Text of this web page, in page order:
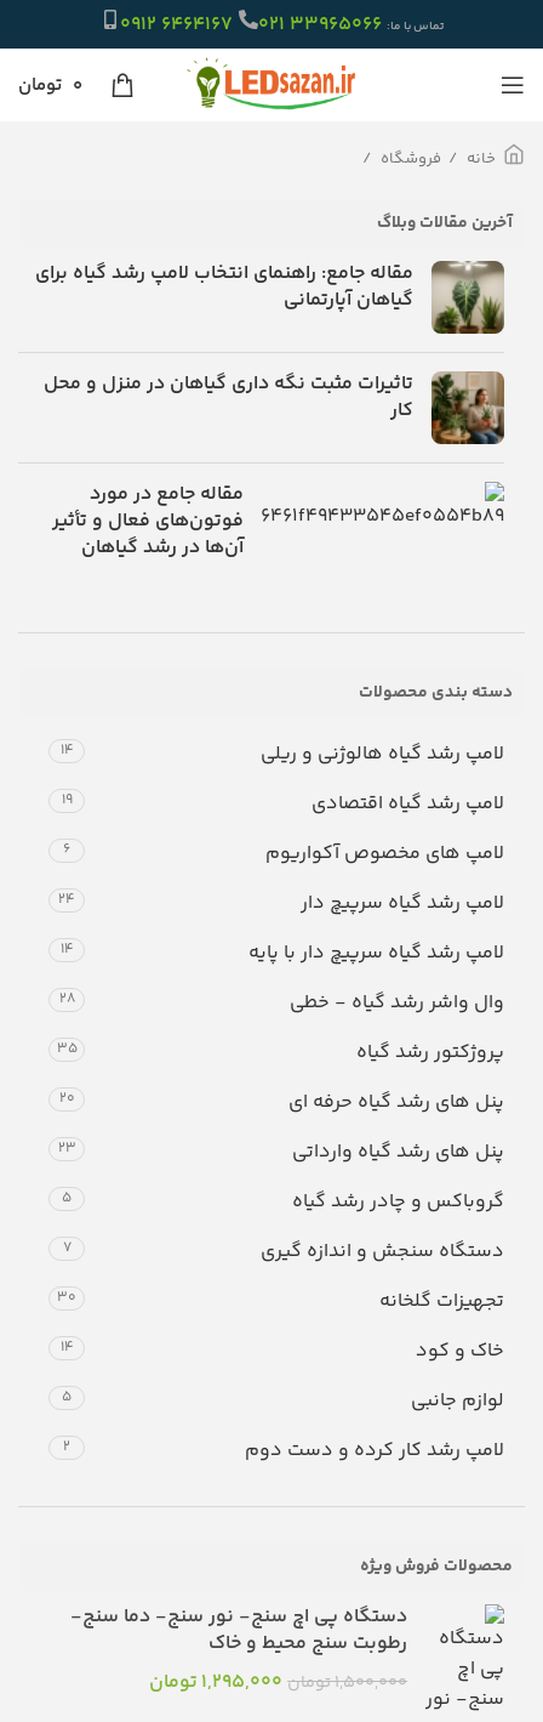
تماس با ما: 33965066 021
6464167 0912
۰ تومان
خانه فروشگاه
آخرین مقالات وبلاگ
مقاله جامع: راهنمای انتخاب لامپ رشد گیاه برای
گیاهان آپارتمانی
تاثیرات مثبت نگه داری گیاهان در منزل و محل
کار
مقاله جامع در مورد
فوتون‌های فعال و تأثیر
آن‌ها در رشد گیاهان
دسته بندی محصولات
لامپ رشد گیاه هالوژنی و ریلی 14
لامپ رشد گیاه اقتصادی 19
لامپ های مخصوص آکواریوم 6
لامپ رشد گیاه سرپیچ دار 24
لامپ رشد گیاه سرپیچ دار با پایه 14
وال واشر رشد گیاه - خطی 28
پروژکتور رشد گیاه 35
پنل های رشد گیاه حرفه ای 20
پنل های رشد گیاه وارداتی 23
گروباکس و چادر رشد گیاه 5
دستگاه سنجش و اندازه گیری 7
تجهیزات گلخانه 30
خاک و کود 14
لوازم جانبی 5
لامپ رشد کار کرده و دست دوم 2
محصولات فروش ویژه
دستگاه پی اچ سنج- نور سنج- دما سنج-
رطوبت سنج محیط و خاک
۱,۵۰۰,۰۰۰تومان ۱,۲۹۵,۰۰۰ تومان